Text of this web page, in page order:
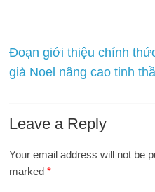
Đoạn giới thiệu chính
già Noel nâng cao tinh
Leave a Reply
Your email address will not be
marked*